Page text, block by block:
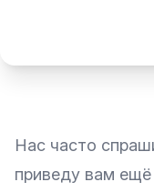
Нас часто
приведу вам ещё